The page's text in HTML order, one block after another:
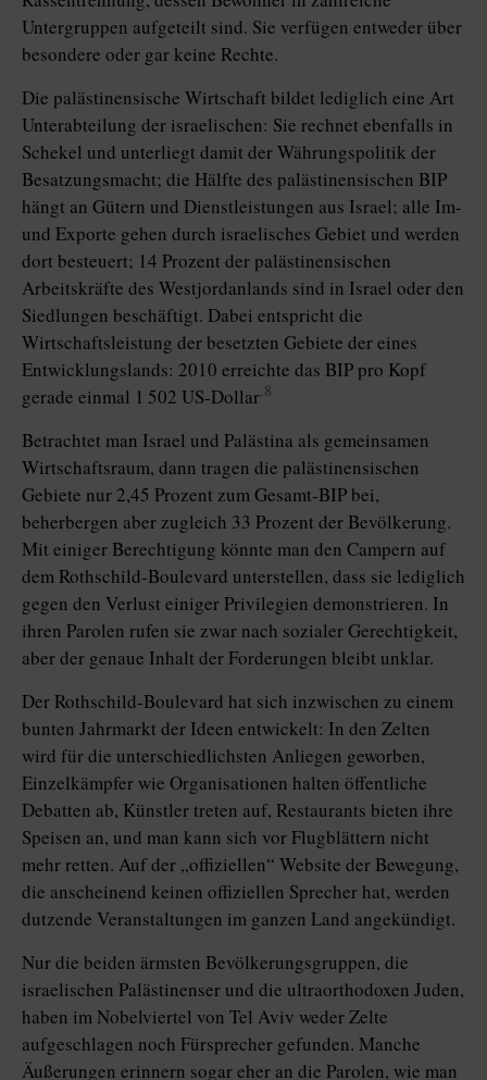
Untergruppen aufgeteilt sind. Sie verfügen entweder über
besondere oder gar keine Rechte.
Die palästinensische Wirtschaft bildet lediglich eine Art
Unterabteilung der israelischen: Sie rechnet ebenfalls in
Schekel und unterliegt damit der Währungspolitik der
Besatzungsmacht; die Hälfte des palästinensischen BIP
hängt an Gütern und Dienstleistungen aus Israel; alle Im-
und Exporte gehen durch israelisches Gebiet und werden
dort besteuert; 14 Prozent der palästinensischen
Arbeitskräfte des Westjordanlands sind in Israel oder den
Siedlungen beschäftigt. Dabei entspricht die
Wirtschaftsleistung der besetzten Gebiete der eines
Entwicklungslands: 2010 erreichte das BIP pro Kopf
gerade einmal 1 502 US-Dollar.8
Betrachtet man Israel und Palästina als gemeinsamen
Wirtschaftsraum, dann tragen die palästinensischen
Gebiete nur 2,45 Prozent zum Gesamt-BIP bei,
beherbergen aber zugleich 33 Prozent der Bevölkerung.
Mit einiger Berechtigung könnte man den Campern auf
dem Rothschild-Boulevard unterstellen, dass sie lediglich
gegen den Verlust einiger Privilegien demonstrieren. In
ihren Parolen rufen sie zwar nach sozialer Gerechtigkeit,
aber der genaue Inhalt der Forderungen bleibt unklar.
Der Rothschild-Boulevard hat sich inzwischen zu einem
bunten Jahrmarkt der Ideen entwickelt: In den Zelten
wird für die unterschiedlichsten Anliegen geworben,
Einzelkämpfer wie Organisationen halten öffentliche
Debatten ab, Künstler treten auf, Restaurants bieten ihre
Speisen an, und man kann sich vor Flugblättern nicht
mehr retten. Auf der „offiziellen“ Website der Bewegung,
die anscheinend keinen offiziellen Sprecher hat, werden
dutzende Veranstaltungen im ganzen Land angekündigt.
Nur die beiden ärmsten Bevölkerungsgruppen, die
israelischen Palästinenser und die ultraorthodoxen Juden,
haben im Nobelviertel von Tel Aviv weder Zelte
aufgeschlagen noch Fürsprecher gefunden. Manche
Äußerungen erinnern sogar eher an die Parolen, wie man